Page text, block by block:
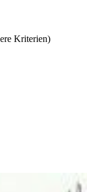
Kriterien)